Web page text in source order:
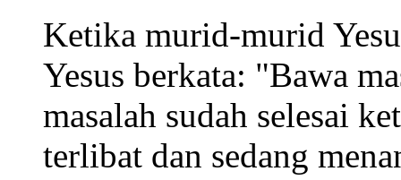
Ketika murid-murid
Yesus berkata: "Bawa
masalah sudah selesai
terlibat dan sedang